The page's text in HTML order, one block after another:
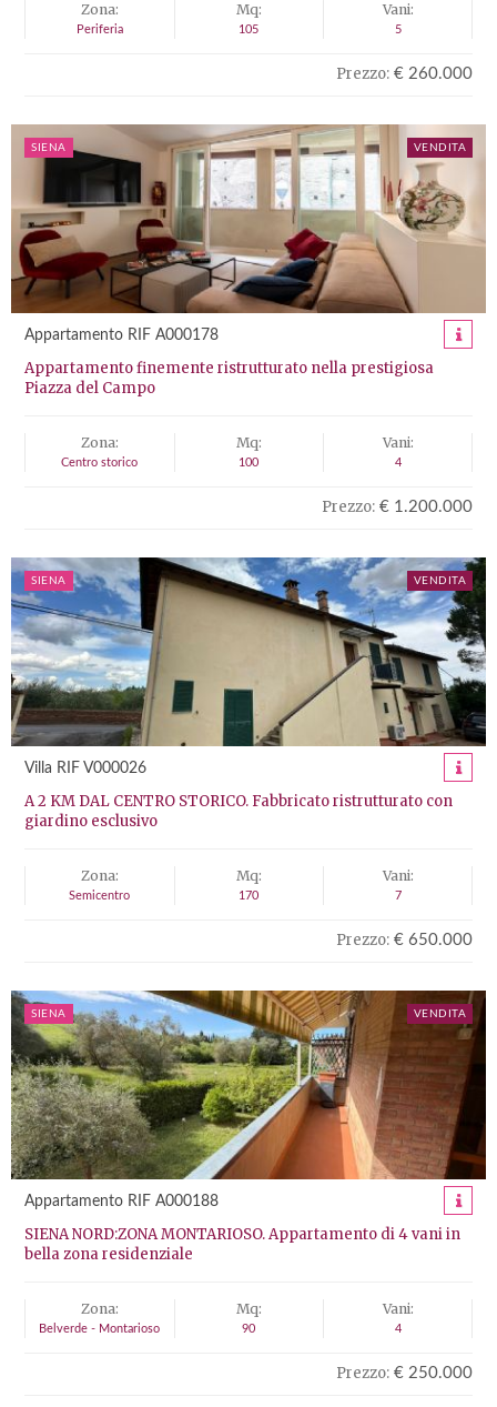
Zona:
Periferia
Mq:
105
Vani:
5
Prezzo: € 260.000
SIENA VENDITA
Appartamento RIF A000178
Appartamento finemente ristrutturato nella prestigiosa
Piazza del Campo
Zona:
Centro storico
Mq:
100
Vani:
4
Prezzo: € 1.200.000
SIENA VENDITA
Villa RIF V000026
A 2 KM DAL CENTRO STORICO. Fabbricato ristrutturato con
giardino esclusivo
Zona:
Semicentro
Mq:
170
Vani:
7
Prezzo: € 650.000
SIENA VENDITA
Appartamento RIF A000188
SIENA NORD:ZONA MONTARIOSO. Appartamento di 4 vani in
bella zona residenziale
Zona:
Belverde - Montarioso
Mq:
90
Vani:
4
Prezzo: € 250.000